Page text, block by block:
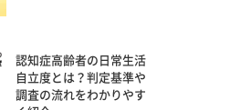
認知症高齢者の日常生活
自立度とは？判定基準や
調査の流れをわかりやす